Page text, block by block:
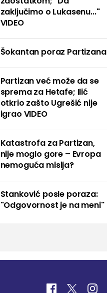
zaključimo o Lukasenu..."
VIDEO
Šokantan poraz Partizana
Partizan već može da se
sprema za Hetafe; Ilić
otkrio zašto Ugrešić nije
igrao VIDEO
Katastrofa za Partizan,
nije moglo gore – Evropa
nemoguća misija?
Stanković posle poraza:
"Odgovornost je na meni"